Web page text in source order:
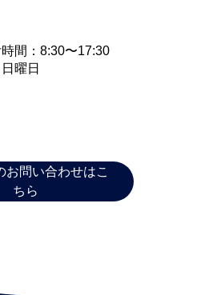
間：8:30〜17:30
曜日
お問い合わせはこ
ちら